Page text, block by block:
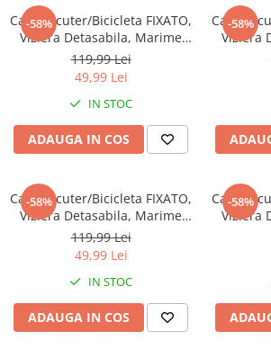
-58%
Casca Scuter/Bicicleta FIXATO,
Viziera Detasabila, Marime
Universala 54-60 cm, Roz
119,99 Lei
49,99 Lei
IN STOC
ADAUGA IN COS
-58%
Casca
Viziera
-58%
Casca Scuter/Bicicleta FIXATO,
Viziera Detasabila, Marime
Universala 54-60 cm, Rosu
119,99 Lei
49,99 Lei
IN STOC
ADAUGA IN COS
-58%
Casca
Viziera